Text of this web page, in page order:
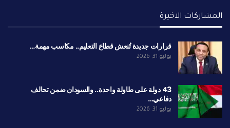
المشاركات الاخيرة
قرارات جديدة تُنعش قطاع التعليم.. مكاسب مهمة…
يوليو 31, 2026
43 دولة على طاولة واحدة.. والسودان ضمن تحالف
دفاعي…
يوليو 31, 2026